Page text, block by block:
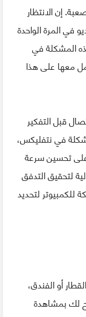
إن الانتظار
في المرة الواحدة
المشكلة في
معها على هذا
قبل التفكير
في نتفليكس،
تحسين سرعة
لتحقيق التدفق
لتحديد
أو الفندق،
لك بمشاهدة